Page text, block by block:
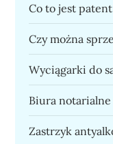
Co to jest
Czy można
Wyciągarki do
Biura
Zastrzyk